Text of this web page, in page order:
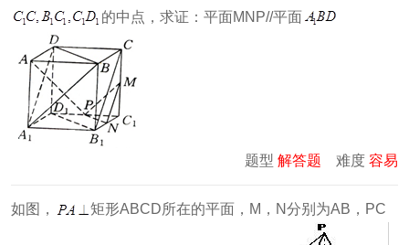
的中点，求证：平面MNP//平面
题型 解答题 难度 容易
如图， 矩形ABCD所在的平面，M，N分别为AB，PC